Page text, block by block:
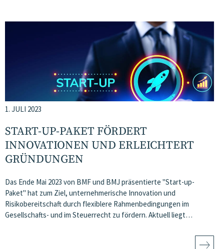
1. JULI 2023
START-UP-PAKET FÖRDERT
INNOVATIONEN UND ERLEICHTERT
GRÜNDUNGEN
Das Ende Mai 2023 von BMF und BMJ präsentierte "Start-up-
Paket" hat zum Ziel, unternehmerische Innovation und
Risikobereitschaft durch flexiblere Rahmenbedingungen im
Gesellschafts- und im Steuerrecht zu fördern. Aktuell liegt…